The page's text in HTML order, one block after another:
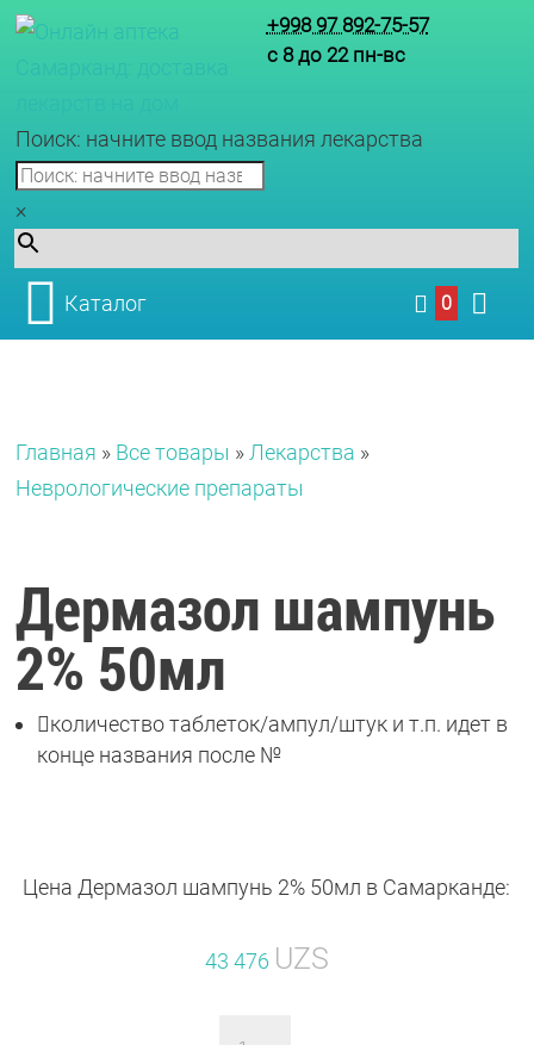
+998 97 892-75-57
с 8 до 22 пн-вс
Поиск: начните ввод названия лекарства
×
Каталог 0
Главная » Все товары » Лекарства »
Неврологические препараты
Дермазол шампунь
2% 50мл
количество таблеток/ампул/штук и т.п. идет в
конце названия после №
Цена Дермазол шампунь 2% 50мл в Самарканде:
43 476 UZS